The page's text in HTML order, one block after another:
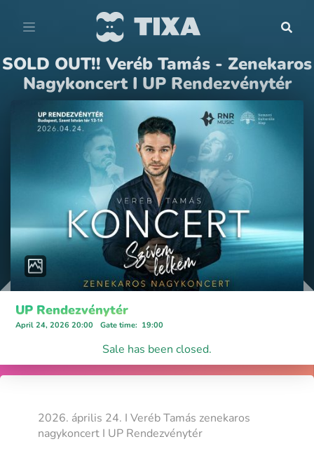
SOLD OUT!! Veréb Tamás - Zenekaros
Nagykoncert I UP Rendezvénytér
UP Rendezvénytér
April 24, 2026 20:00 Gate time: 19:00
Sale has been closed.
2026. április 24. I Veréb Tamás zenekaros
nagykoncert I UP Rendezvénytér